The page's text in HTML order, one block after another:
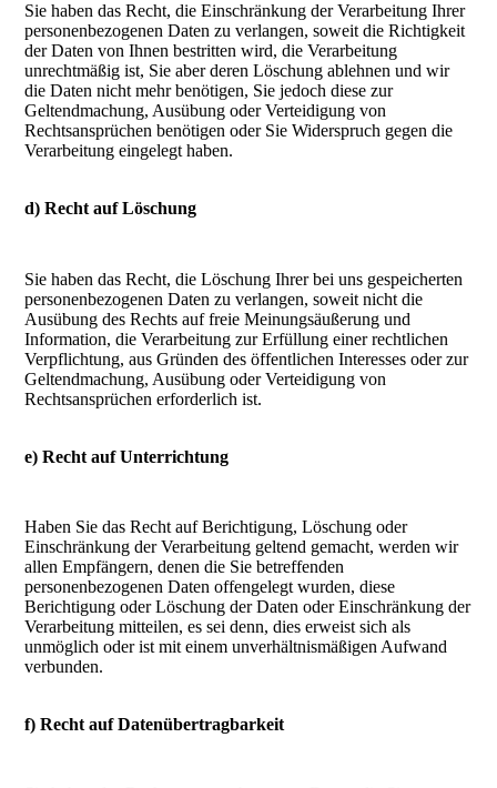
Sie haben das Recht, die Einschränkung der Verarbeitung Ihrer
personenbezogenen Daten zu verlangen, soweit die Richtigkeit
der Daten von Ihnen bestritten wird, die Verarbeitung
unrechtmäßig ist, Sie aber deren Löschung ablehnen und wir
die Daten nicht mehr benötigen, Sie jedoch diese zur
Geltendmachung, Ausübung oder Verteidigung von
Rechtsansprüchen benötigen oder Sie Widerspruch gegen die
Verarbeitung eingelegt haben.
d) Recht auf Löschung
Sie haben das Recht, die Löschung Ihrer bei uns gespeicherten
personenbezogenen Daten zu verlangen, soweit nicht die
Ausübung des Rechts auf freie Meinungsäußerung und
Information, die Verarbeitung zur Erfüllung einer rechtlichen
Verpflichtung, aus Gründen des öffentlichen Interesses oder zur
Geltendmachung, Ausübung oder Verteidigung von
Rechtsansprüchen erforderlich ist.
e) Recht auf Unterrichtung
Haben Sie das Recht auf Berichtigung, Löschung oder
Einschränkung der Verarbeitung geltend gemacht, werden wir
allen Empfängern, denen die Sie betreffenden
personenbezogenen Daten offengelegt wurden, diese
Berichtigung oder Löschung der Daten oder Einschränkung der
Verarbeitung mitteilen, es sei denn, dies erweist sich als
unmöglich oder ist mit einem unverhältnismäßigen Aufwand
verbunden.
f) Recht auf Datenübertragbarkeit